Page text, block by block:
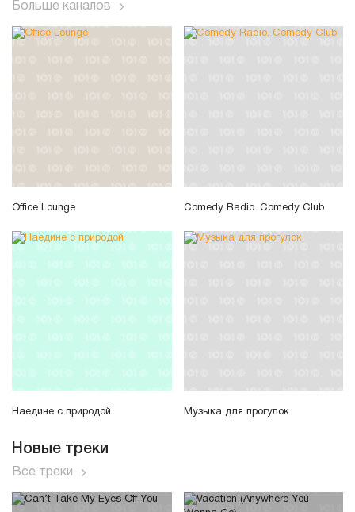
Больше каналов
Office Lounge Comedy Radio. Comedy Club
Наедине с природой Музыка для прогулок
Новые треки
Все треки